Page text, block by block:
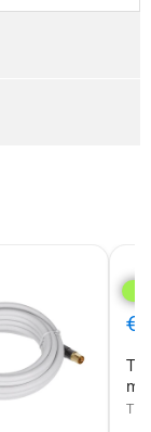
in
90°
10m
TP
TP